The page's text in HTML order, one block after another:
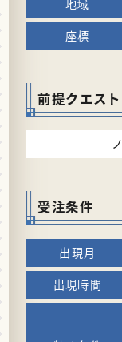
前提クエスト
受注条件